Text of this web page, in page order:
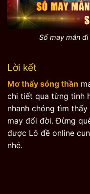
Số may mắn
Lời kết
Mơ thấy sóng thần
chi tiết qua từng tình
nhanh chóng tìm
may đổi đời. Đừng
được Lô đề online
nhé.